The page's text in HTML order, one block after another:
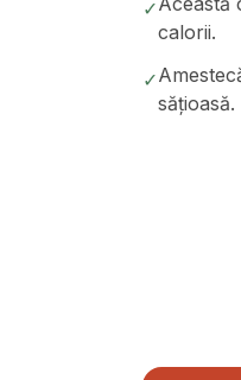
✓
calorii.
✓
sățioasă.